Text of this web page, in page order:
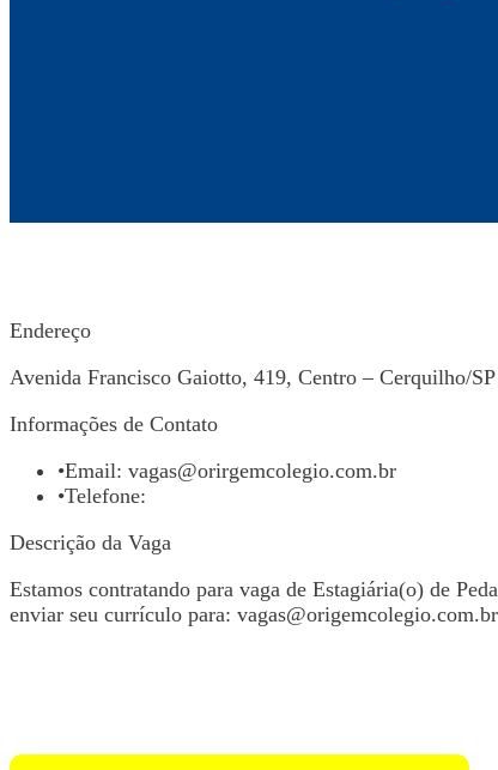
Endereço
Avenida Francisco Gaiotto, 419, Centro – Cerquilho/SP
Informações de Contato
•Email: vagas@orirgemcolegio.com.br
•Telefone:
Descrição da Vaga
Estamos contratando para vaga de Estagiária(o) de
enviar seu currículo para: vagas@origemcolegio.com.br